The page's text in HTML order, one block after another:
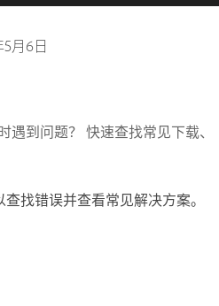
月6日
到问题？ 快速查找常见下载、
找错误并查看常见解决方案。